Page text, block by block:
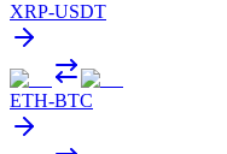
XRP-USDT
ETH-BTC